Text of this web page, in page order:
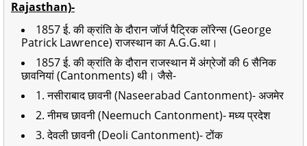
Rajasthan)-
1857 ई. की क्रांति के दौरान जॉर्ज पैट्रिक लॉरेन्स (George
Patrick Lawrence) राजस्थान का A.G.G.था।
1857 ई. की क्रांति के दौरान राजस्थान में अंग्रेजों की 6 सैनिक
छावनियां (Cantonments) थी। जैसे-
1. नसीराबाद छावनी (Naseerabad Cantonment)- अजमेर
2. नीमच छावनी (Neemuch Cantonment)- मध्य प्रदेश
3. देवली छावनी (Deoli Cantonment)- टोंक